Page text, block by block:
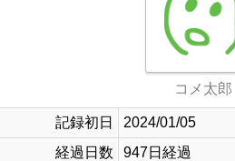
コメ太郎
記録初日
2024/01/05
経過日数
947日経過